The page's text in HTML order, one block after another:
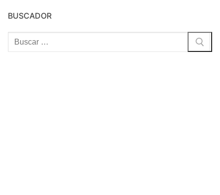
BUSCADOR
Buscar: